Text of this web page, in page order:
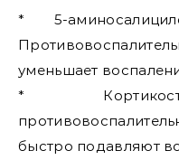
* 5-
уменьшает
*
быстро подавляют